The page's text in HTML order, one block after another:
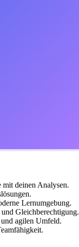
mit deinen Analysen.
Lernumgebung.
Gleichberechtigung.
agilen Umfeld.